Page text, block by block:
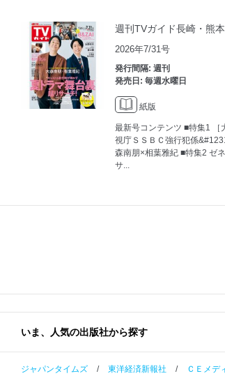
週刊TVガイド長崎・熊
2026年7/31号
発行間隔: 週刊
発売日: 毎週水曜日
紙版
最新号コンテンツ ■特集1 ［
視庁ＳＳＢＣ強行犯係
森南朋×相葉雅紀 ■特集2 ゼ
サ...
いま、人気の出版社から探す
ジャパンタイムズ / 東洋経済新報社 / ＣＥメデ